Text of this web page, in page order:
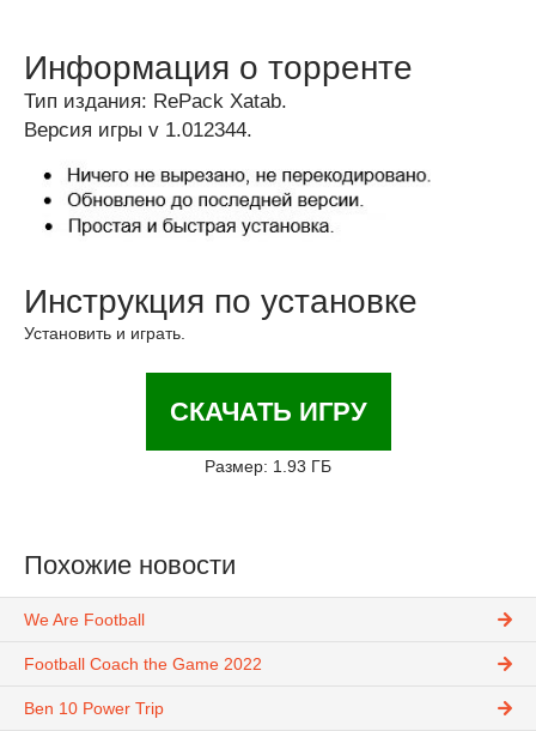
Информация о торренте
Тип издания: RePack Xatab.
Версия игры v 1.012344.
Инструкция по установке
Установить и играть.
СКАЧАТЬ ИГРУ
Размер: 1.93 ГБ
Похожие новости
We Are Football
Football Coach the Game 2022
Ben 10 Power Trip